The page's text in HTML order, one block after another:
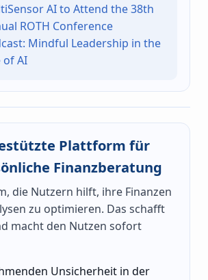
AI to Attend the 38th
ROTH Conference
Mindful Leadership in the
of AI
Plattform für
Finanzberatung
die Nutzern hilft, ihre Finanzen
zu optimieren. Das schafft
macht den Nutzen sofort
Unsicherheit in der